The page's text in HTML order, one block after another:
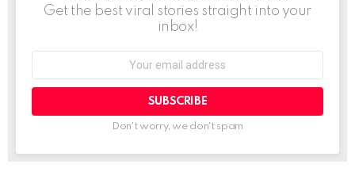
Get the best viral stories straight into your
inbox!
Don't worry, we don't spam